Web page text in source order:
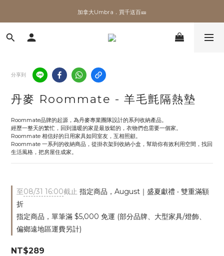
✨加入會員 即領100購物金🎫
加拿大Umbra．買千送百🎫
✨加入會員 即領100購物金🎫
分享到
丹麥 Roommate - 羊毛氈隔熱墊
Roommate品牌的起源，為丹麥專業團隊設計的系列收納產品。
經歷一整天的繁忙，回到溫暖的家是最放鬆的，衣物們也需要一個家。
Roommate 相信好的日用家具如同室友，互相照顧。
Roommate 一系列的收納商品，從掛衣架到收納小盒，幫助你有效利用空間，找回
生活風格，把房屋住成家。
至08/31 16:00截止 指定商品，August｜盛夏獻禮 ‧ 雙重滿額
折
指定商品，單筆滿 $5,000 免運 (部分品牌、大型家具/燈飾、
偏鄉遠地區運費另計)
NT$289